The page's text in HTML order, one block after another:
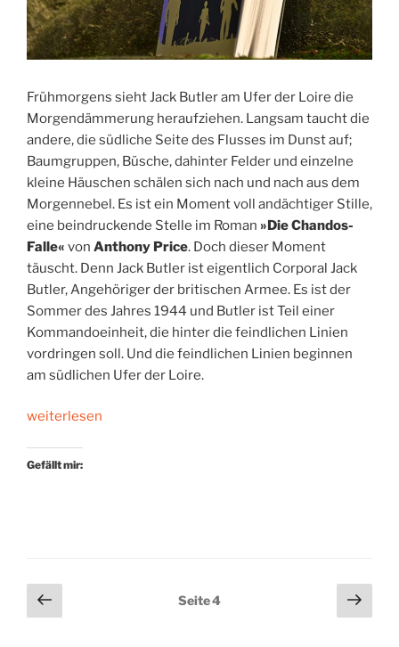
Frühmorgens sieht Jack Butler am Ufer der Loire die
Morgendämmerung heraufziehen. Langsam taucht die
andere, die südliche Seite des Flusses im Dunst auf;
Baumgruppen, Büsche, dahinter Felder und einzelne
kleine Häuschen schälen sich nach und nach aus dem
Morgennebel. Es ist ein Moment voll andächtiger Stille,
eine beindruckende Stelle im Roman »Die Chandos-
Falle« von Anthony Price. Doch dieser Moment
täuscht. Denn Jack Butler ist eigentlich Corporal Jack
Butler, Angehöriger der britischen Armee. Es ist der
Sommer des Jahres 1944 und Butler ist Teil einer
Kommandoeinheit, die hinter die feindlichen Linien
vordringen soll. Und die feindlichen Linien beginnen
am südlichen Ufer der Loire.
„Am
bleiben“
weiterlesen
Gefällt mir:
Seitennummerierung
der
Vorherige
Seite
Seite4